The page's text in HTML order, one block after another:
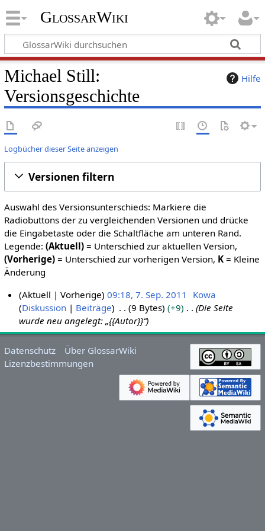
GlossarWiki
Hilfe
Michael Still:
Versionsgeschichte
Logbücher dieser Seite anzeigen
Versionen filtern
Auswahl des Versionsunterschieds: Markiere die
Radiobuttons der zu vergleichenden Versionen und drücke
die Eingabetaste oder die Schaltfläche am unteren Rand.
Legende: (Aktuell)= Unterschied zur aktuellen Version,
(Vorherige)= Unterschied zur vorherigen Version, K= Kleine
Änderung
S
e
p
Aktuell Vorherige 09:18, 7. Sep. 2011
Kowa
Diskussion
Beiträge 9 Bytes +9
Die Seite
wurde neu angelegt: „{{Autor}}“
Datenschutz
Über GlossarWiki
Lizenzbestimmungen